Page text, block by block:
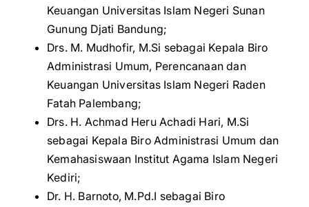
Keuangan Universitas Islam Negeri Sunan
Gunung Djati Bandung;
Drs. M. Mudhofir, M.Si sebagai Kepala Biro
Administrasi Umum, Perencanaan dan
Keuangan Universitas Islam Negeri Raden
Fatah Palembang;
Drs. H. Achmad Heru Achadi Hari, M.Si
sebagai Kepala Biro Administrasi Umum dan
Kemahasiswaan Institut Agama Islam Negeri
Kediri;
Dr. H. Barnoto, M.Pd.I sebagai Biro